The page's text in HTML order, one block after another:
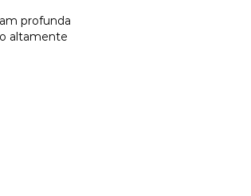
profunda
altamente